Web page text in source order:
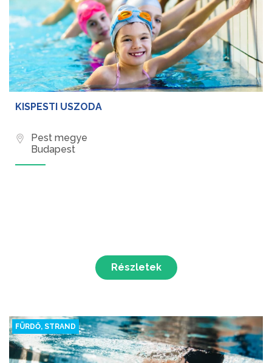
KISPESTI USZODA
Pest megye
Budapest
Részletek
FÜRDŐ, STRAND